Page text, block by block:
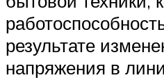
результате
напряжения в